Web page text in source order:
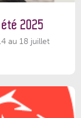
2025
au 18 juillet